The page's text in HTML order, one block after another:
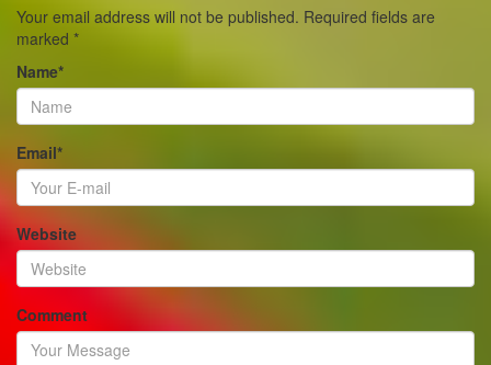
Your email address will not be published. Required fields are
marked *
Name*
Email*
Website
Comment